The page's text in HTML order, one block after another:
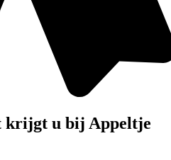
krijgt u bij Appeltje